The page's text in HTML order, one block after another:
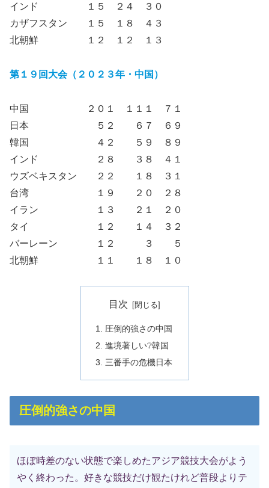
インド １５ ２４ ３０
カザフスタン １５ １８ ４３
北朝鮮 １２ １２ １３
第１９回大会（２０２３年・中国）
中国 ２０１ １１１ ７１
日本 ５２ ６７ ６９
韓国 ４２ ５９ ８９
インド ２８ ３８ ４１
ウズベキスタン ２２ １８ ３１
台湾 １９ ２０ ２８
イラン １３ ２１ ２０
タイ １２ １４ ３２
バーレーン １２ ３ ５
北朝鮮 １１ １８ １０
目次
圧倒的強さの中国
進境著しい❔韓国
三番手の危機日本
圧倒的強さの中国
ほぼ時差のない状態で楽しめたアジア競技大会がよう
やく終わった。好きな競技だけ観たけれど普段よりテ